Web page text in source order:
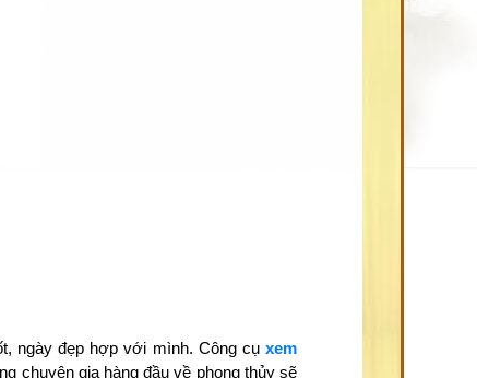
ngày đẹp hợp với mình. Công cụxem
chuyên gia hàng đầu về phong thủy sẽ